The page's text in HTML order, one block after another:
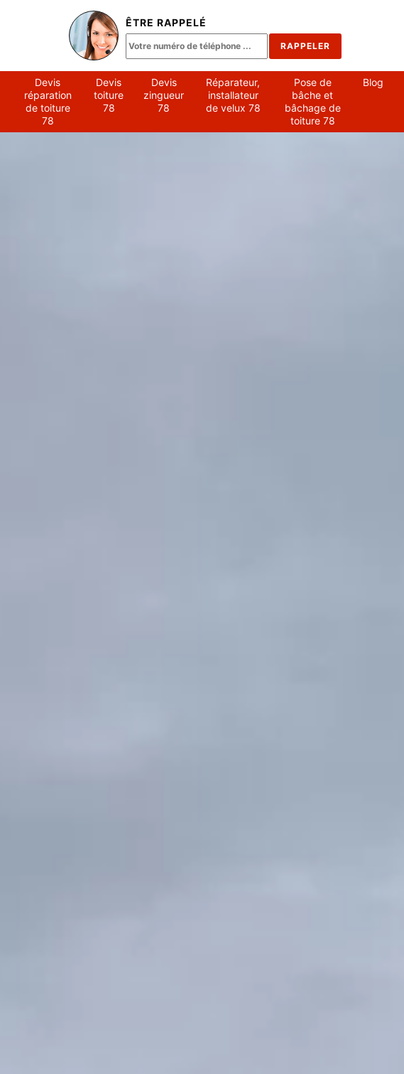
ÊTRE RAPPELÉ
Devis
réparation
de toiture
78
Devis
toiture
78
Devis
zingueur
78
Réparateur,
installateur
de velux 78
Pose de
bâche et
bâchage de
toiture 78
Blog